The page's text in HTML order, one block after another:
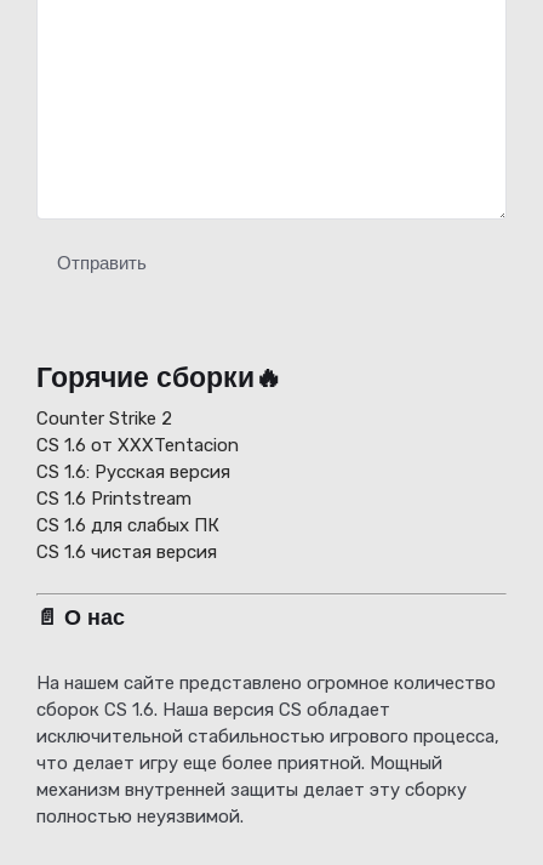
Отправить
Горячие сборки🔥
Counter Strike 2
CS 1.6 от XXXTentacion
СS 1.6: Русская версия
CS 1.6 Printstream
CS 1.6 для слабых ПК
CS 1.6 чистая версия
📄 О нас
На нашем сайте представлено огромное количество
сборок CS 1.6. Наша версия CS обладает
исключительной стабильностью игрового процесса,
что делает игру еще более приятной. Мощный
механизм внутренней защиты делает эту сборку
полностью неуязвимой.